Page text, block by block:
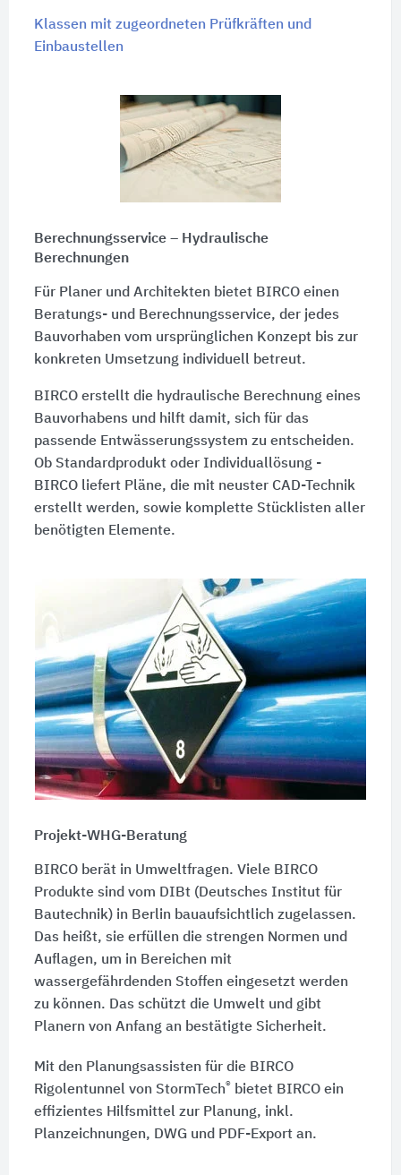
Klassen mit zugeordneten Prüfkräften und
Einbaustellen
Berechnungsservice – Hydraulische
Berechnungen
Für Planer und Architekten bietet BIRCO einen
Beratungs- und Berechnungsservice, der jedes
Bauvorhaben vom ursprünglichen Konzept bis zur
konkreten Umsetzung individuell betreut.
BIRCO erstellt die hydraulische Berechnung eines
Bauvorhabens und hilft damit, sich für das
passende Entwässerungssystem zu entscheiden.
Ob Standardprodukt oder Individuallösung -
BIRCO liefert Pläne, die mit neuster CAD-Technik
erstellt werden, sowie komplette Stücklisten aller
benötigten Elemente.
Projekt-WHG-Beratung
BIRCO berät in Umweltfragen. Viele BIRCO
Produkte sind vom DIBt (Deutsches Institut für
Bautechnik) in Berlin bauaufsichtlich zugelassen.
Das heißt, sie erfüllen die strengen Normen und
Auflagen, um in Bereichen mit
wassergefährdenden Stoffen eingesetzt werden
zu können. Das schützt die Umwelt und gibt
Planern von Anfang an bestätigte Sicherheit.
Mit den Planungsassisten für die BIRCO
Rigolentunnel von StormTech® bietet BIRCO ein
effizientes Hilfsmittel zur Planung, inkl.
Planzeichnungen, DWG und PDF-Export an.